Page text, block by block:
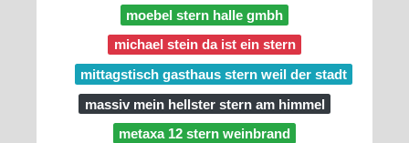
moebel stern halle gmbh
michael stein da ist ein stern
mittagstisch gasthaus stern weil der stadt
massiv mein hellster stern am himmel
metaxa 12 stern weinbrand